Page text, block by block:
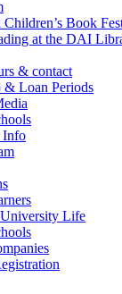
Book
at the DAI
& contact
& Loan Periods
Info
Life